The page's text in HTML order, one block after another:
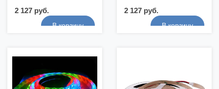
2 127 руб. 2 127 руб.